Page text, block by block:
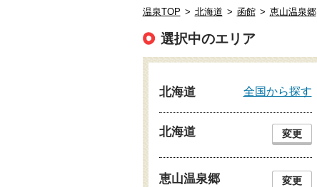
温泉TOP > 北海道 > 函館 > 恵山温泉郷
選択中のエリア
北海道 全国から探す
北海道 変更
恵山温泉郷 変更